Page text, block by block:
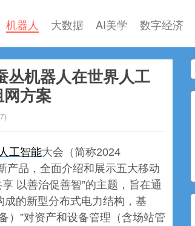
机器人 大数据 AI美学 数字经济
机器人在世界人工
方案
人工智能大会（简称2024
产品，全面介绍和展示五大移动
以善治促善智”的主题，旨在通
的新型分布式电力结构，基
）”对资产和设备管理（含场站管